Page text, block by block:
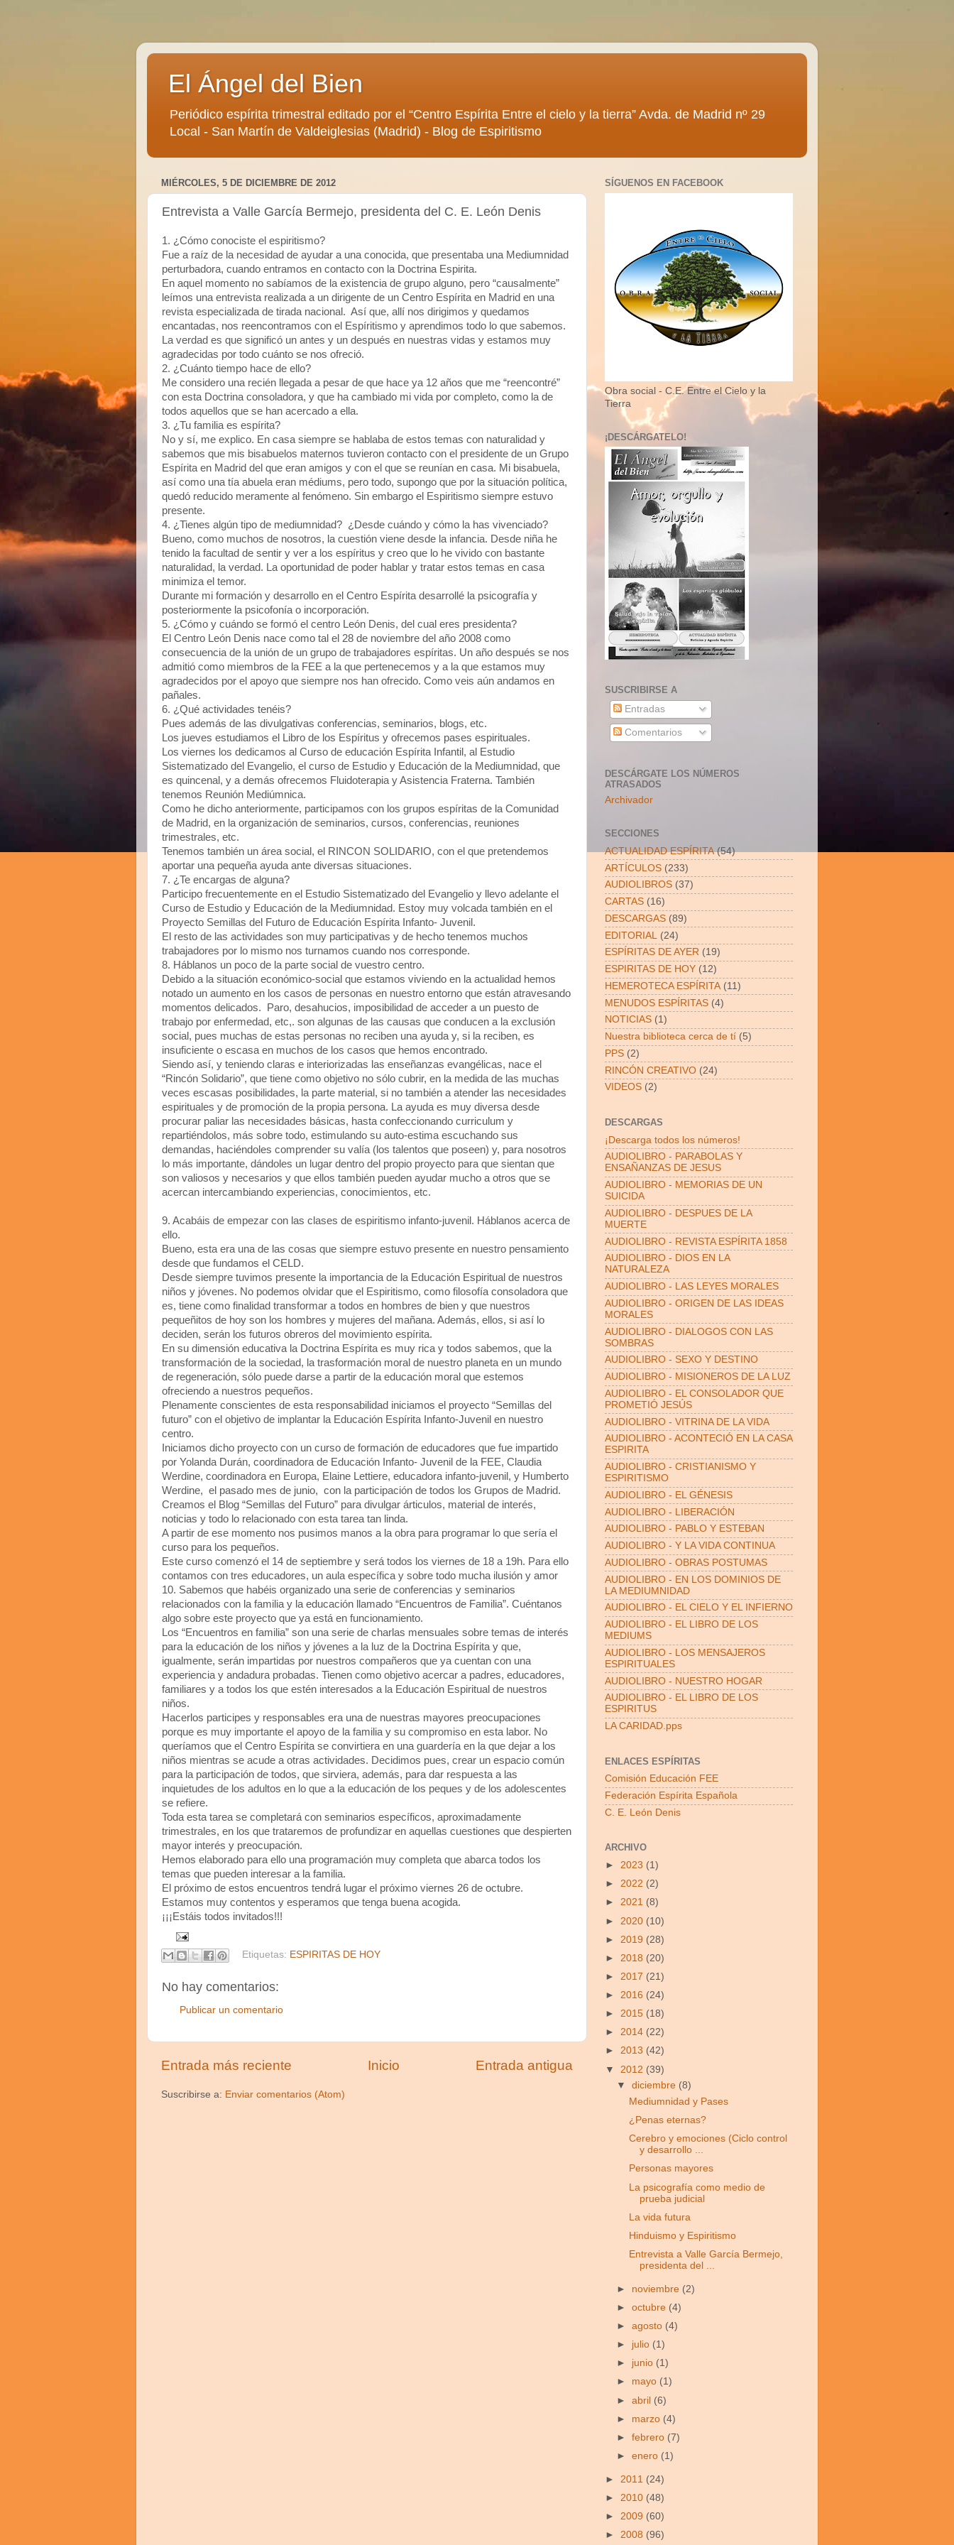
El Ángel del Bien
Periódico espírita trimestral editado por el “Centro Espírita Entre el cielo y la tierra” Avda. de Madrid nº 29
Local - San Martín de Valdeiglesias (Madrid) - Blog de Espiritismo
MIÉRCOLES, 5 DE DICIEMBRE DE 2012
Entrevista a Valle García Bermejo, presidenta del C. E. León Denis
1. ¿Cómo conociste el espiritismo?
Fue a raíz de la necesidad de ayudar a una conocida, que presentaba una Mediumnidad
perturbadora, cuando entramos en contacto con la Doctrina Espirita.
En aquel momento no sabíamos de la existencia de grupo alguno, pero “causalmente”
leímos una entrevista realizada a un dirigente de un Centro Espírita en Madrid en una
revista especializada de tirada nacional. Así que, allí nos dirigimos y quedamos
encantadas, nos reencontramos con el Espíritismo y aprendimos todo lo que sabemos.
La verdad es que significó un antes y un después en nuestras vidas y estamos muy
agradecidas por todo cuánto se nos ofreció.
2. ¿Cuánto tiempo hace de ello?
Me considero una recién llegada a pesar de que hace ya 12 años que me “reencontré”
con esta Doctrina consoladora, y que ha cambiado mi vida por completo, como la de
todos aquellos que se han acercado a ella.
3. ¿Tu familia es espírita?
No y sí, me explico. En casa siempre se hablaba de estos temas con naturalidad y
sabemos que mis bisabuelos maternos tuvieron contacto con el presidente de un Grupo
Espírita en Madrid del que eran amigos y con el que se reunían en casa. Mi bisabuela,
así como una tía abuela eran médiums, pero todo, supongo que por la situación política,
quedó reducido meramente al fenómeno. Sin embargo el Espiritismo siempre estuvo
presente.
4. ¿Tienes algún tipo de mediumnidad? ¿Desde cuándo y cómo la has vivenciado?
Bueno, como muchos de nosotros, la cuestión viene desde la infancia. Desde niña he
tenido la facultad de sentir y ver a los espíritus y creo que lo he vivido con bastante
naturalidad, la verdad. La oportunidad de poder hablar y tratar estos temas en casa
minimiza el temor.
Durante mi formación y desarrollo en el Centro Espírita desarrollé la psicografía y
posteriormente la psicofonía o incorporación.
5. ¿Cómo y cuándo se formó el centro León Denis, del cual eres presidenta?
El Centro León Denis nace como tal el 28 de noviembre del año 2008 como
consecuencia de la unión de un grupo de trabajadores espíritas. Un año después se nos
admitió como miembros de la FEE a la que pertenecemos y a la que estamos muy
agradecidos por el apoyo que siempre nos han ofrecido. Como veis aún andamos en
pañales.
6. ¿Qué actividades tenéis?
Pues además de las divulgativas conferencias, seminarios, blogs, etc.
Los jueves estudiamos el Libro de los Espíritus y ofrecemos pases espirituales.
Los viernes los dedicamos al Curso de educación Espírita Infantil, al Estudio
Sistematizado del Evangelio, el curso de Estudio y Educación de la Mediumnidad, que
es quincenal, y a demás ofrecemos Fluidoterapia y Asistencia Fraterna. También
tenemos Reunión Mediúmnica.
Como he dicho anteriormente, participamos con los grupos espíritas de la Comunidad
de Madrid, en la organización de seminarios, cursos, conferencias, reuniones
trimestrales, etc.
Tenemos también un área social, el RINCON SOLIDARIO, con el que pretendemos
aportar una pequeña ayuda ante diversas situaciones.
7. ¿Te encargas de alguna?
Participo frecuentemente en el Estudio Sistematizado del Evangelio y llevo adelante el
Curso de Estudio y Educación de la Mediumnidad. Estoy muy volcada también en el
Proyecto Semillas del Futuro de Educación Espírita Infanto- Juvenil.
El resto de las actividades son muy participativas y de hecho tenemos muchos
trabajadores por lo mismo nos turnamos cuando nos corresponde.
8. Háblanos un poco de la parte social de vuestro centro.
Debido a la situación económico-social que estamos viviendo en la actualidad hemos
notado un aumento en los casos de personas en nuestro entorno que están atravesando
momentos delicados. Paro, desahucios, imposibilidad de acceder a un puesto de
trabajo por enfermedad, etc,. son algunas de las causas que conducen a la exclusión
social, pues muchas de estas personas no reciben una ayuda y, si la reciben, es
insuficiente o escasa en muchos de los casos que hemos encontrado.
Siendo así, y teniendo claras e interiorizadas las enseñanzas evangélicas, nace el
“Rincón Solidario”, que tiene como objetivo no sólo cubrir, en la medida de las muchas
veces escasas posibilidades, la parte material, si no también a atender las necesidades
espirituales y de promoción de la propia persona. La ayuda es muy diversa desde
procurar paliar las necesidades básicas, hasta confeccionando curriculum y
repartiéndolos, más sobre todo, estimulando su auto-estima escuchando sus
demandas, haciéndoles comprender su valía (los talentos que poseen) y, para nosotros
lo más importante, dándoles un lugar dentro del propio proyecto para que sientan que
son valiosos y necesarios y que ellos también pueden ayudar mucho a otros que se
acercan intercambiando experiencias, conocimientos, etc.
9. Acabáis de empezar con las clases de espiritismo infanto-juvenil. Háblanos acerca de
ello.
Bueno, esta era una de las cosas que siempre estuvo presente en nuestro pensamiento
desde que fundamos el CELD.
Desde siempre tuvimos presente la importancia de la Educación Espiritual de nuestros
niños y jóvenes. No podemos olvidar que el Espiritismo, como filosofía consoladora que
es, tiene como finalidad transformar a todos en hombres de bien y que nuestros
pequeñitos de hoy son los hombres y mujeres del mañana. Además, ellos, si así lo
deciden, serán los futuros obreros del movimiento espírita.
En su dimensión educativa la Doctrina Espírita es muy rica y todos sabemos, que la
transformación de la sociedad, la trasformación moral de nuestro planeta en un mundo
de regeneración, sólo puede darse a partir de la educación moral que estemos
ofreciendo a nuestros pequeños.
Plenamente conscientes de esta responsabilidad iniciamos el proyecto “Semillas del
futuro” con el objetivo de implantar la Educación Espírita Infanto-Juvenil en nuestro
centro.
Iniciamos dicho proyecto con un curso de formación de educadores que fue impartido
por Yolanda Durán, coordinadora de Educación Infanto- Juvenil de la FEE, Claudia
Werdine, coordinadora en Europa, Elaine Lettiere, educadora infanto-juvenil, y Humberto
Werdine, el pasado mes de junio, con la participación de todos los Grupos de Madrid.
Creamos el Blog “Semillas del Futuro” para divulgar árticulos, material de interés,
noticias y todo lo relacionado con esta tarea tan linda.
A partir de ese momento nos pusimos manos a la obra para programar lo que sería el
curso para los pequeños.
Este curso comenzó el 14 de septiembre y será todos los viernes de 18 a 19h. Para ello
contamos con tres educadores, un aula específica y sobre todo mucha ilusión y amor
10. Sabemos que habéis organizado una serie de conferencias y seminarios
relacionados con la familia y la educación llamado “Encuentros de Familia”. Cuéntanos
algo sobre este proyecto que ya está en funcionamiento.
Los “Encuentros en familia” son una serie de charlas mensuales sobre temas de interés
para la educación de los niños y jóvenes a la luz de la Doctrina Espírita y que,
igualmente, serán impartidas por nuestros compañeros que ya cuentan con una
experiencia y andadura probadas. Tienen como objetivo acercar a padres, educadores,
familiares y a todos los que estén interesados a la Educación Espiritual de nuestros
niños.
Hacerlos participes y responsables era una de nuestras mayores preocupaciones
porque es muy importante el apoyo de la familia y su compromiso en esta labor. No
queríamos que el Centro Espírita se convirtiera en una guardería en la que dejar a los
niños mientras se acude a otras actividades. Decidimos pues, crear un espacio común
para la participación de todos, que sirviera, además, para dar respuesta a las
inquietudes de los adultos en lo que a la educación de los peques y de los adolescentes
se refiere.
Toda esta tarea se completará con seminarios específicos, aproximadamente
trimestrales, en los que trataremos de profundizar en aquellas cuestiones que despierten
mayor interés y preocupación.
Hemos elaborado para ello una programación muy completa que abarca todos los
temas que pueden interesar a la familia.
El próximo de estos encuentros tendrá lugar el próximo viernes 26 de octubre.
Estamos muy contentos y esperamos que tenga buena acogida.
¡¡¡Estáis todos invitados!!!
Etiquetas: ESPIRITAS DE HOY
No hay comentarios:
Publicar un comentario
Entrada más reciente Entrada antigua
Inicio
Suscribirse a: Enviar comentarios (Atom)
SÍGUENOS EN FACEBOOK
Obra social - C.E. Entre el Cielo y la
Tierra
¡DESCÁRGATELO!
SUSCRIBIRSE A
Entradas
Comentarios
DESCÁRGATE LOS NÚMEROS
ATRASADOS
Archivador
SECCIONES
ACTUALIDAD ESPÍRITA (54)
ARTÍCULOS (233)
AUDIOLIBROS (37)
CARTAS (16)
DESCARGAS (89)
EDITORIAL
(24)
ESPÍRITAS DE AYER (19)
ESPIRITAS DE HOY (12)
HEMEROTECA ESPÍRITA (11)
MENUDOS ESPÍRITAS (4)
NOTICIAS (1)
Nuestra biblioteca cerca de tí (5)
PPS (2)
RINCÓN CREATIVO (24)
VIDEOS (2)
DESCARGAS
¡Descarga todos los números!
AUDIOLIBRO - PARABOLAS Y
ENSAÑANZAS DE JESUS
AUDIOLIBRO - MEMORIAS DE UN
SUICIDA
AUDIOLIBRO - DESPUES DE LA
MUERTE
AUDIOLIBRO - REVISTA ESPÍRITA 1858
AUDIOLIBRO - DIOS EN LA
NATURALEZA
AUDIOLIBRO - LAS LEYES MORALES
AUDIOLIBRO - ORIGEN DE LAS IDEAS
MORALES
AUDIOLIBRO - DIALOGOS CON LAS
SOMBRAS
AUDIOLIBRO - SEXO Y DESTINO
AUDIOLIBRO - MISIONEROS DE LA LUZ
AUDIOLIBRO - EL CONSOLADOR QUE
PROMETIÓ JESÚS
AUDIOLIBRO - VITRINA DE LA VIDA
AUDIOLIBRO - ACONTECIÓ EN LA CASA
ESPIRITA
AUDIOLIBRO - CRISTIANISMO Y
ESPIRITISMO
AUDIOLIBRO - EL GÉNESIS
AUDIOLIBRO - LIBERACIÓN
AUDIOLIBRO - PABLO Y ESTEBAN
AUDIOLIBRO - Y LA VIDA CONTINUA
AUDIOLIBRO - OBRAS POSTUMAS
AUDIOLIBRO - EN LOS DOMINIOS DE
LA MEDIUMNIDAD
AUDIOLIBRO - EL CIELO Y EL INFIERNO
AUDIOLIBRO - EL LIBRO DE LOS
MEDIUMS
AUDIOLIBRO - LOS MENSAJEROS
ESPIRITUALES
AUDIOLIBRO - NUESTRO HOGAR
AUDIOLIBRO - EL LIBRO DE LOS
ESPIRITUS
LA CARIDAD.pps
ENLACES ESPÍRITAS
Comisión Educación FEE
Federación Espírita Española
C. E. León Denis
ARCHIVO
► 2023 (1)
► 2022 (2)
► 2021 (8)
► 2020 (10)
► 2019 (28)
► 2018 (20)
► 2017 (21)
► 2016 (24)
► 2015 (18)
► 2014 (22)
► 2013 (42)
▼ 2012 (39)
▼diciembre (8)
Mediumnidad y Pases
¿Penas eternas?
Cerebro y emociones (Ciclo control
y desarrollo ...
Personas mayores
La psicografía como medio de
prueba judicial
La vida futura
Hinduismo y Espiritismo
Entrevista a Valle García Bermejo,
presidenta del ...
► noviembre (2)
►octubre (4)
►agosto (4)
► julio (1)
► junio (1)
► mayo (1)
►abril (6)
► marzo (4)
►febrero (7)
►enero (1)
► 2011 (24)
► 2010 (48)
► 2009 (60)
► 2008 (96)